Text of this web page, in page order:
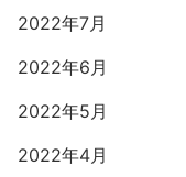
2022年7月
2022年6月
2022年5月
2022年4月